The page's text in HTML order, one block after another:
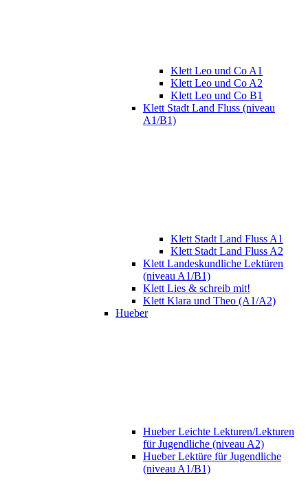
Klett Leo und Co A1
Klett Leo und Co A2
Klett Leo und Co B1
Klett Stadt Land Fluss (niveau
A1/B1)
Klett Stadt Land Fluss A1
Klett Stadt Land Fluss A2
Klett Landeskundliche Lektüren
(niveau A1/B1)
Klett Lies & schreib mit!
Klett Klara und Theo (A1/A2)
Hueber
Hueber Leichte Lekturen/Lekturen
für Jugendliche (niveau A2)
Hueber Lektüre für Jugendliche
(niveau A1/B1)